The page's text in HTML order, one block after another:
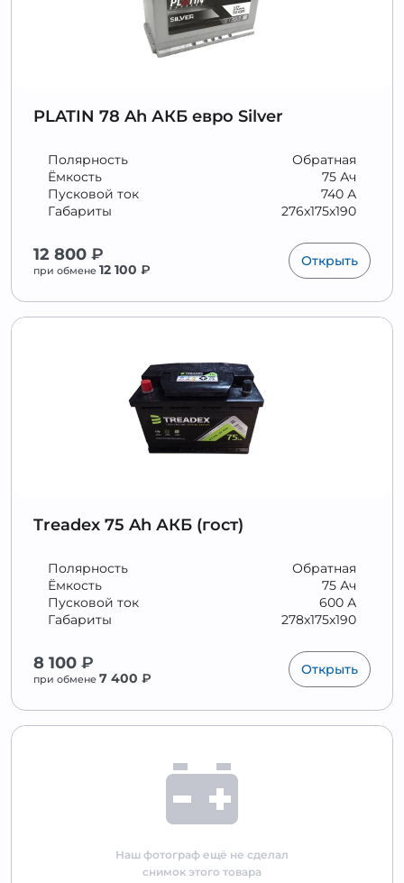
PLATIN 78 Ah АКБ евро Silver
Обратная
Полярность
75 Ач
Ёмкость
740 А
Пусковой ток
276x175x190
Габариты
12 800 ₽
при обмене 12 100 ₽
Открыть
Treadex 75 Ah АКБ (гост)
Обратная
Полярность
75 Ач
Ёмкость
600 А
Пусковой ток
278x175x190
Габариты
8 100 ₽
при обмене 7 400 ₽
Открыть
Наш фотограф ещё не сделал
снимок этого товара